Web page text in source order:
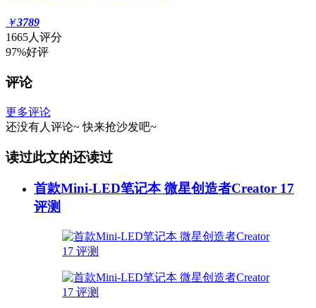
￥3789
1665人评分
97%好评
评论
更多评论
还没有人评论~ 快来抢沙发吧~
读过此文的还读过
首款Mini-LED笔记本 微星创造者Creator 17
评测